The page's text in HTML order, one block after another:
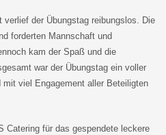
der Übungstag reibungslos. Die
forderten Mannschaft und
kam der Spaß und die
war der Übungstag ein voller
viel Engagement aller Beteiligten
Catering für das gespendete leckere